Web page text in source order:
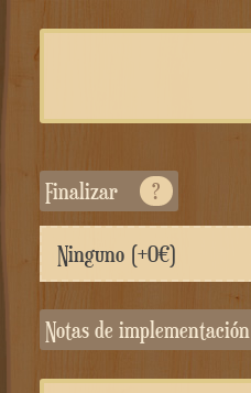
Finalizar ?
Notas de implementación